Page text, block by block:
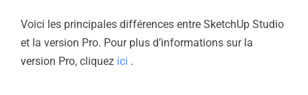
Voici les principales différences entre SketchUp Studio
et la version Pro. Pour plus d’informations sur la
version Pro, cliquez ici .